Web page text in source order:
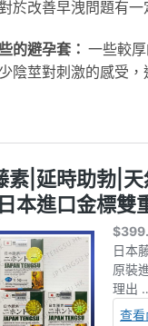
於改善早洩問題有一
的避孕套： 一些較
陰莖對刺激的感受，